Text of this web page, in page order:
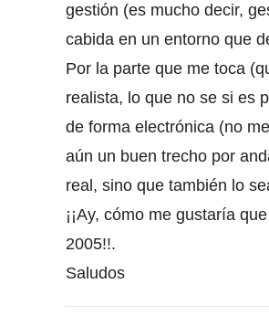
gestión (es mucho decir,
cabida en un entorno que
Por la parte que me toca
realista, lo que no se si es
de forma electrónica (no
aún un buen trecho por
real, sino que también lo
¡¡Ay, cómo me gustaría
2005!!.
Saludos